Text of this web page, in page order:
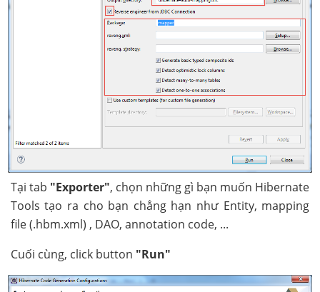
Tại tab "Exporter", chọn những gì bạn muốn Hibernate
Tools tạo ra cho bạn chẳng hạn như Entity, mapping
file (.hbm.xml) , DAO, annotation code, ...
Cuối cùng, click button "Run"